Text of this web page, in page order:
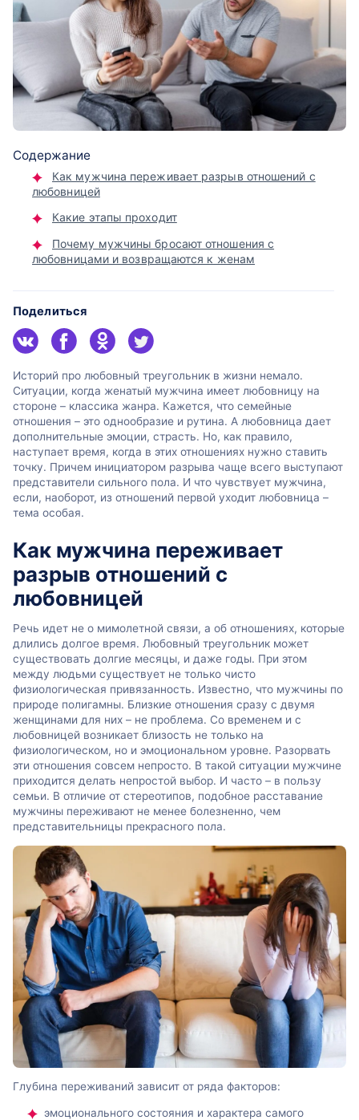
Содержание
Как мужчина переживает разрыв отношений с
любовницей
Какие этапы проходит
Почему мужчины бросают отношения с
любовницами и возвращаются к женам
Поделиться
Историй про любовный треугольник в жизни немало.
Ситуации, когда женатый мужчина имеет любовницу на
стороне – классика жанра. Кажется, что семейные
отношения – это однообразие и рутина. А любовница дает
дополнительные эмоции, страсть. Но, как правило,
наступает время, когда в этих отношениях нужно ставить
точку. Причем инициатором разрыва чаще всего выступают
представители сильного пола. И что чувствует мужчина,
если, наоборот, из отношений первой уходит любовница –
тема особая.
Как мужчина переживает
разрыв отношений с
любовницей
Речь идет не о мимолетной связи, а об отношениях, которые
длились долгое время. Любовный треугольник может
существовать долгие месяцы, и даже годы. При этом
между людьми существует не только чисто
физиологическая привязанность. Известно, что мужчины по
природе полигамны. Близкие отношения сразу с двумя
женщинами для них – не проблема. Со временем и с
любовницей возникает близость не только на
физиологическом, но и эмоциональном уровне. Разорвать
эти отношения совсем непросто. В такой ситуации мужчине
приходится делать непростой выбор. И часто – в пользу
семьи. В отличие от стереотипов, подобное расставание
мужчины переживают не менее болезненно, чем
представительницы прекрасного пола.
Глубина переживаний зависит от ряда факторов:
эмоционального состояния и характера самого